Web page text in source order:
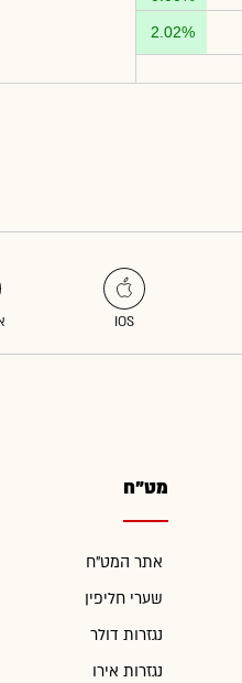
2.02%
מט"ח
אתר המט"ח
שערי חליפין
נגזרות דולר
נגזרות אירו